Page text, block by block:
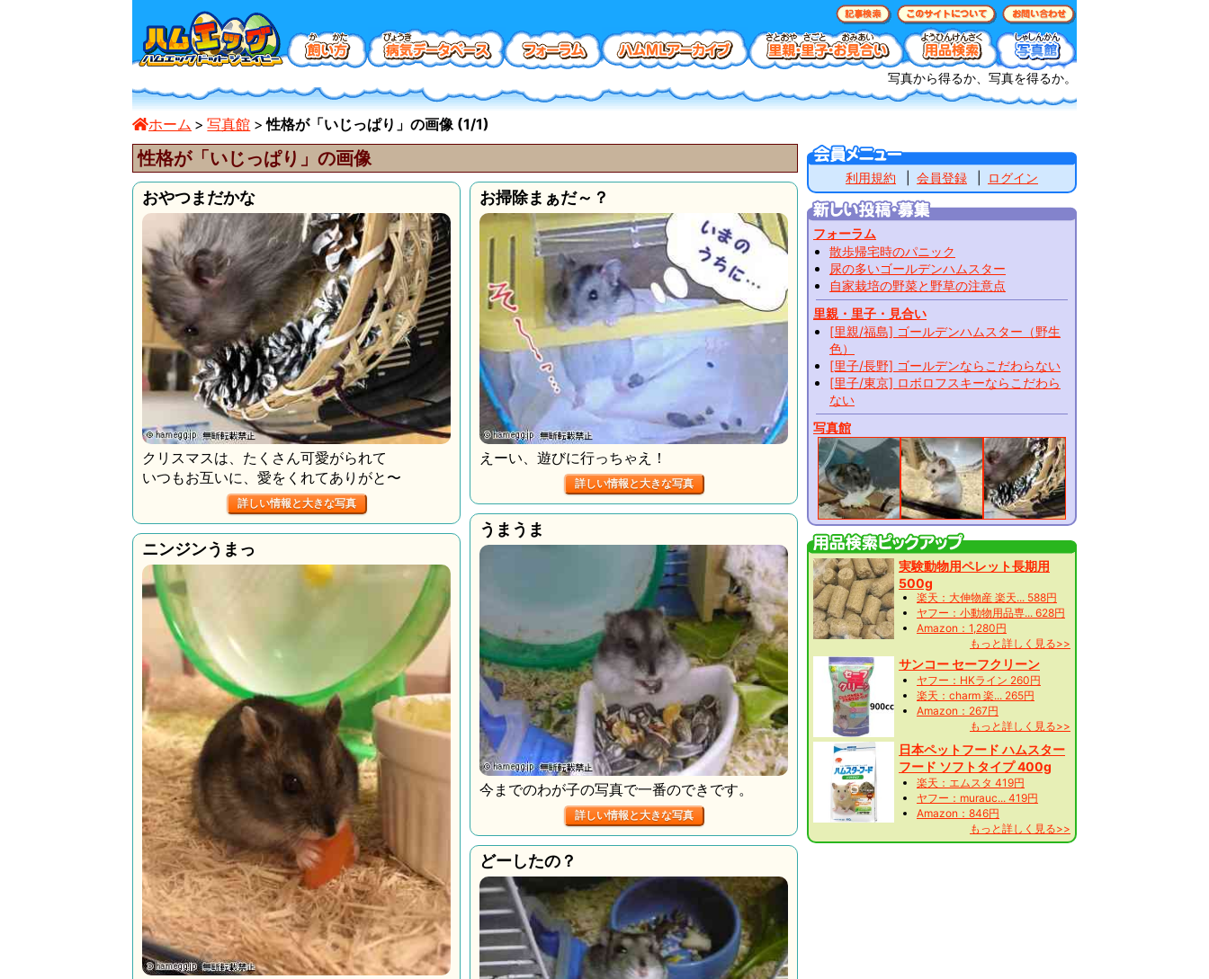
写真から得るか、写真を得るか。
ホーム 写真館 性格が「いじっぱり」の画像 (1/1)
性格が「いじっぱり」の画像
おやつまだかな
クリスマスは、たくさん可愛がられて
いつもお互いに、愛をくれてありがと〜
詳しい情報と大きな写真
ニンジンうまっ
お掃除まぁだ～？
えーい、遊びに行っちゃえ！
詳しい情報と大きな写真
うまうま
今までのわが子の写真で一番のできです。
詳しい情報と大きな写真
どーしたの？
利用規約 会員登録 ログイン
フォーラム
散歩帰宅時のパニック
尿の多いゴールデンハムスター
自家栽培の野菜と野草の注意点
里親・里子・見合い
[里親/福島] ゴールデンハムスター（野生
色）
[里子/長野] ゴールデンならこだわらない
[里子/東京] ロボロフスキーならこだわら
ない
写真館
実験動物用ペレット長期用
500g
楽天：大伸物産 楽天... 588円
ヤフー：小動物用品専... 628円
Amazon：1,280円
もっと詳しく見る>>
サンコー セーフクリーン
ヤフー：HKライン 260円
楽天：charm 楽... 265円
Amazon：267円
もっと詳しく見る>>
日本ペットフード ハムスター
フード ソフトタイプ 400g
楽天：エムスタ 419円
ヤフー：murauc... 419円
Amazon：846円
もっと詳しく見る>>